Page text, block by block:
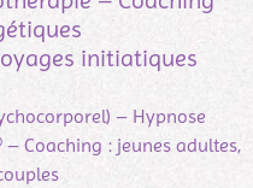
initiatiques
– Hypnose
Coaching : jeunes adultes,